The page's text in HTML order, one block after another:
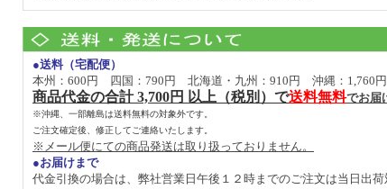
●送料（宅配便）
本州：600円 四国：790円 北海道・九州：910円 沖縄：1,760円
商品代金の合計 3,700円 以上（税別）で送料無料でお届
※沖縄、一部離島は送料無料の対象外です。
ご注文確定後、修正してご連絡いたします。
※メール便にての商品発送は取り扱っておりません。
●お届けまで
代金引換の場合は、弊社営業日午後１２時までのご注文は当日出荷